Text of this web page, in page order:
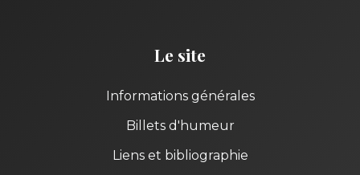
Le site
Informations générales
Billets d'humeur
Liens et bibliographie